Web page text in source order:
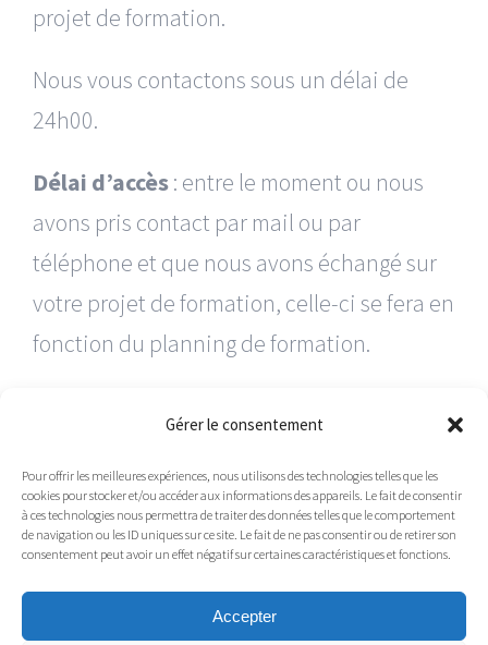
Gérer le consentement
Pour offrir les meilleures expériences, nous utilisons des technologies telles que les
cookies pour stocker et/ou accéder aux informations des appareils. Le fait de consentir
à ces technologies nous permettra de traiter des données telles que le comportement
de navigation ou les ID uniques sur ce site. Le fait de ne pas consentir ou de retirer son
consentement peut avoir un effet négatif sur certaines caractéristiques et fonctions.
Accepter
projet de formation.
Nous vous contactons sous un délai de
24h00.
Délai d’accès: entre le moment ou nous
avons pris contact par mail ou par
téléphone et que nous avons échangé sur
votre projet de formation, celle-ci se fera en
fonction du planning de formation.
ainsi que de mise en situation.
Nous sommes certifiés QUALIOPI